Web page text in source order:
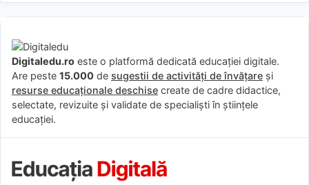
Digitaledu.ro este o platformă dedicată educației digitale.
Are peste 15.000 de sugestii de activități de învățare și
resurse educaționale deschise create de cadre didactice,
selectate, revizuite și validate de specialiști în științele
educației.